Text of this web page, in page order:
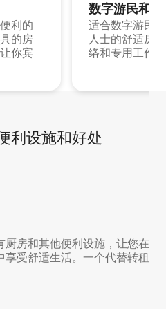
利的
的房
你宾
数字游民和
适合数字游民
人士的舒适房
络和专用工作
利设施和好处
厨房和其他便利设施，让您在
受舒适生活。一个代替转租